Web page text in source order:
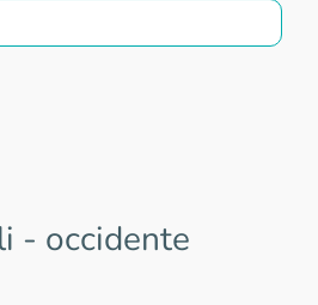
- occidente